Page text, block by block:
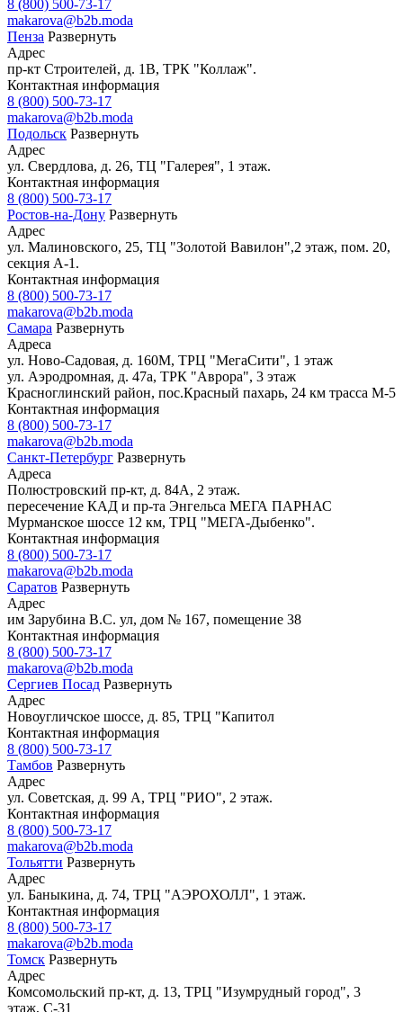
8 (800) 500-73-17
makarova@b2b.moda
Пенза Развернуть
Адрес
пр-кт Строителей, д. 1В, ТРК "Коллаж".
Контактная информация
8 (800) 500-73-17
makarova@b2b.moda
Подольск Развернуть
Адрес
ул. Свердлова, д. 26, ТЦ "Галерея", 1 этаж.
Контактная информация
8 (800) 500-73-17
Ростов-на-Дону Развернуть
Адрес
ул. Малиновского, 25, ТЦ "Золотой Вавилон",2 этаж, пом. 20,
секция А-1.
Контактная информация
8 (800) 500-73-17
makarova@b2b.moda
Самара Развернуть
Адреса
ул. Ново-Садовая, д. 160М, ТРЦ "МегаСити", 1 этаж
ул. Аэродромная, д. 47а, ТРК "Аврора", 3 этаж
Красноглинский район, пос.Красный пахарь, 24 км трасса М-5
Контактная информация
8 (800) 500-73-17
makarova@b2b.moda
Санкт-Петербург Развернуть
Адреса
Полюстровский пр-кт, д. 84А, 2 этаж.
пересечение КАД и пр-та Энгельса МЕГА ПАРНАС
Мурманское шоссе 12 км, ТРЦ "МЕГА-Дыбенко".
Контактная информация
8 (800) 500-73-17
makarova@b2b.moda
Саратов Развернуть
Адрес
им Зарубина В.С. ул, дом № 167, помещение 38
Контактная информация
8 (800) 500-73-17
makarova@b2b.moda
Сергиев Посад Развернуть
Адрес
Новоугличское шоссе, д. 85, ТРЦ "Капитол
Контактная информация
8 (800) 500-73-17
Тамбов Развернуть
Адрес
ул. Советская, д. 99 А, ТРЦ "РИО", 2 этаж.
Контактная информация
8 (800) 500-73-17
makarova@b2b.moda
Тольятти Развернуть
Адрес
ул. Баныкина, д. 74, ТРЦ "АЭРОХОЛЛ", 1 этаж.
Контактная информация
8 (800) 500-73-17
makarova@b2b.moda
Томск Развернуть
Адрес
Комсомольский пр-кт, д. 13, ТРЦ "Изумрудный город", 3
этаж, С-31